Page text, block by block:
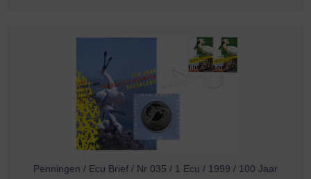
Penningen / Ecu Brief / Nr 035 / 1 Ecu / 1999 / 100 Jaar